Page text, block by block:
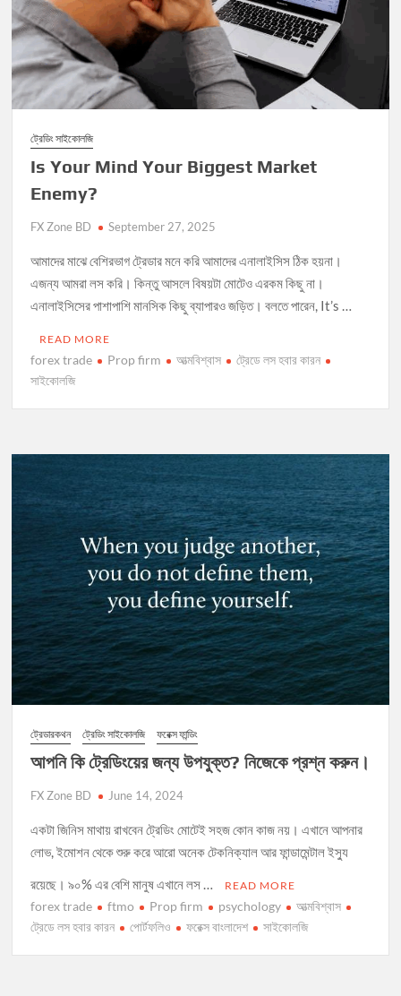
ট্রেডিং সাইকোলজি
Is Your Mind Your Biggest Market
Enemy?
FX Zone BD September 27, 2025
আমাদের মাঝে বেশিরভাগ ট্রেডার মনে করি আমাদের এনালাইসিস ঠিক হয়না।
এজন্য আমরা লস করি। কিন্তু আসলে বিষয়টা মোটেও এরকম কিছু না।
এনালাইসিসের পাশাপাশি মানসিক কিছু ব্যাপারও জড়িত। বলতে পারেন, It’s …
READ MORE
forex trade Prop firm আত্মবিশ্বাস
ট্রেডে লস হবার কারন
সাইকোলজি
ট্রেডারকথন ট্রেডিং সাইকোলজি ফরেক্স ফান্ডিং
আপনি কি ট্রেডিংয়ের জন্য উপযুক্ত? নিজেকে প্রশ্ন করুন।
FX Zone BD June 14, 2024
একটা জিনিস মাথায় রাখবেন ট্রেডিং মোটেই সহজ কোন কাজ নয়। এখানে আপনার
লোভ, ইমোশন থেকে শুরু করে আরো অনেক টেকনিক্যাল আর ফান্ডামেন্টাল ইস্যু
রয়েছে। ৯০% এর বেশি মানুষ এখানে লস …
READ MORE
forex trade ftmo Prop firm psychology
আত্মবিশ্বাস
ট্রেডে লস হবার কারন
পোর্টফলিও ফরেক্স বাংলাদেশ সাইকোলজি